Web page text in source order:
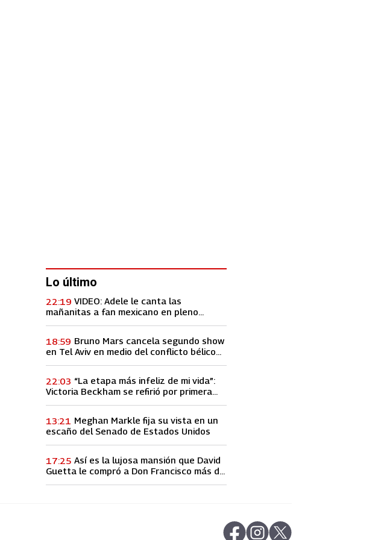
Lo último
VIDEO: Adele le canta las
mañanitas a fan mexicano en pleno
22:19
Bruno Mars cancela segundo show
en Tel Aviv en medio del conflicto bélico
18:59
“La etapa más infeliz de mi vida”:
Victoria Beckham se refirió por primera
22:03
Meghan Markle fija su vista en un
escaño del Senado de Estados Unidos
13:21
Así es la lujosa mansión que David
Guetta le compró a Don Francisco más de
17:25
abre en nueva pestaña
abre en nueva pestaña